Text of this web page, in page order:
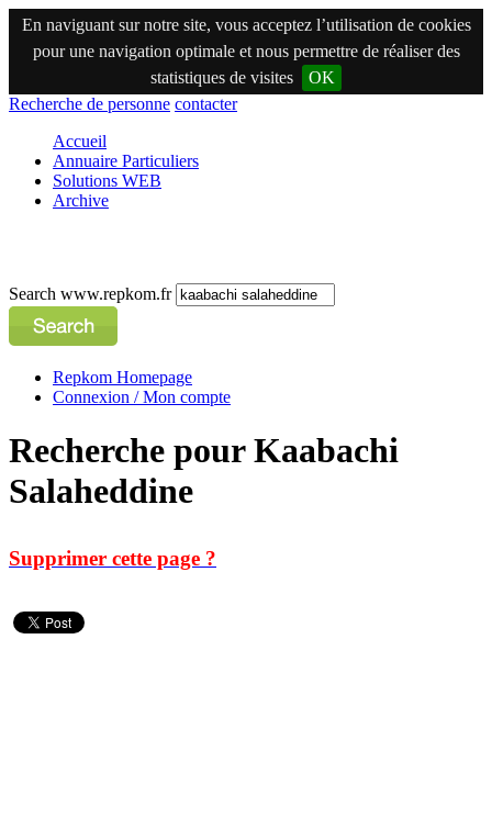
En naviguant sur notre site, vous acceptez l’utilisation de cookies
pour une navigation optimale et nous permettre de réaliser des
statistiques de visites
OK
Recherche de personne contacter
Accueil
Annuaire Particuliers
Solutions WEB
Archive
Search www.repkom.fr
Repkom Homepage
Connexion / Mon compte
Recherche pour Kaabachi
Salaheddine
Supprimer cette page ?